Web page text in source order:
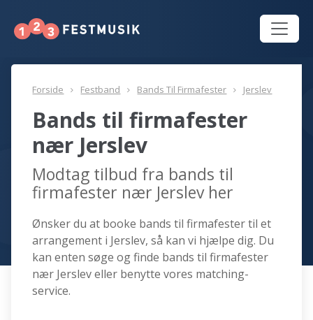
Forside Festband Bands Til Firmafester Jerslev
Bands til firmafester
nær Jerslev
Modtag tilbud fra bands til
firmafester nær Jerslev her
Ønsker du at booke bands til firmafester til et
arrangement i Jerslev, så kan vi hjælpe dig. Du
kan enten søge og finde bands til firmafester
nær Jerslev eller benytte vores matching-
service.